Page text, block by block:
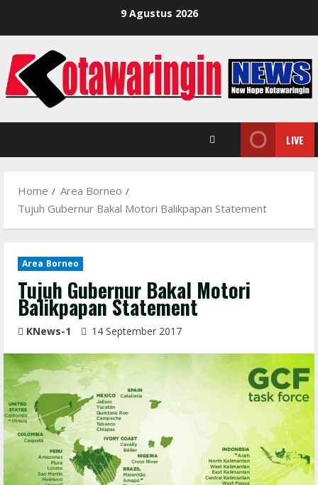
9 Agustus 2026
LIVE
Home
Area Borneo
Tujuh Gubernur Bakal Motori Balikpapan Statement
Area Borneo
Tujuh Gubernur Bakal Motori
Balikpapan Statement
KNews-1 14 September 2017